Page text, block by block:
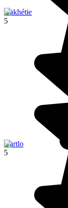
Kakhétie
5
Dartlo
5